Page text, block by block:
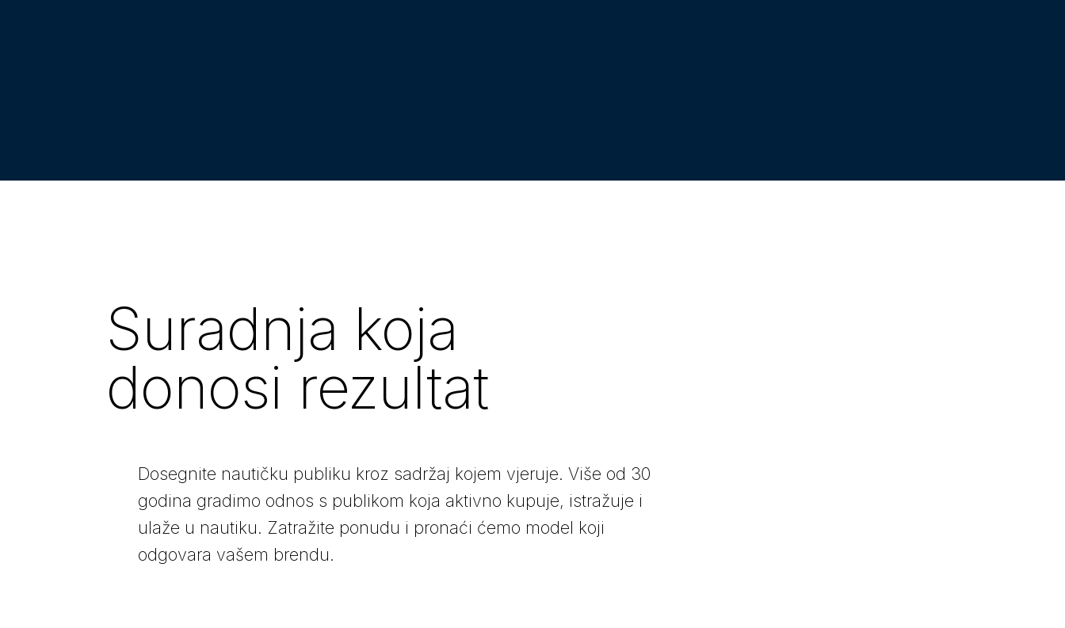
Suradnja koja
donosi rezultat
Dosegnite nautičku publiku kroz sadržaj kojem vjeruje.Više od 30
godina gradimo odnos s publikom koja aktivno kupuje, istražuje i
ulaže u nautiku. Zatražite ponudu i pronaći ćemo model koji
odgovara vašem brendu.